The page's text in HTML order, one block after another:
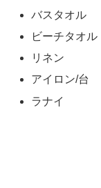
バスタオル
ビーチタオル
リネン
アイロン/台
ラナイ